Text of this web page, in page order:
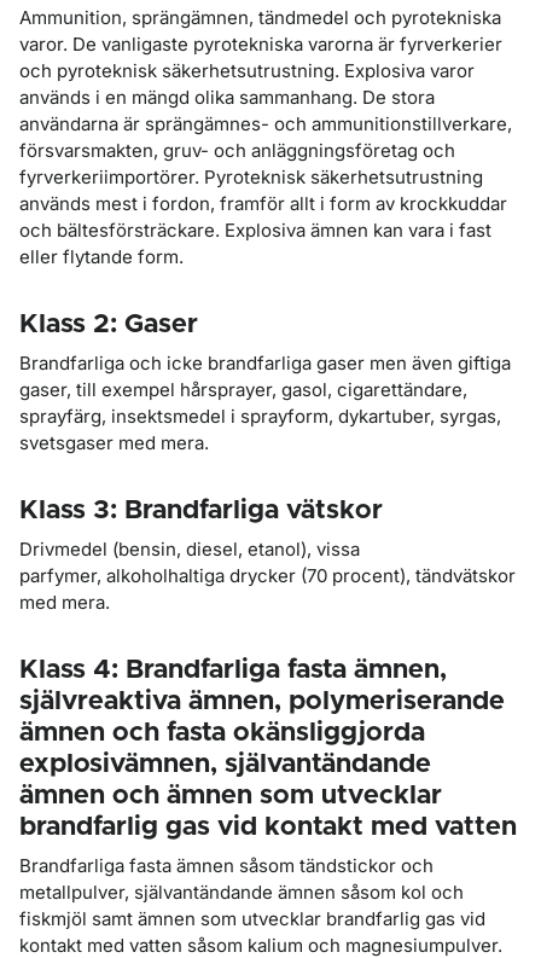
Ammunition, sprängämnen, tändmedel och pyrotekniska
varor. De vanligaste pyrotekniska varorna är fyrverkerier
och pyroteknisk säkerhetsutrustning. Explosiva varor
används i en mängd olika sammanhang. De stora
användarna är sprängämnes- och ammunitionstillverkare,
försvarsmakten, gruv- och anläggningsföretag och
fyrverkeriimportörer. Pyroteknisk säkerhetsutrustning
används mest i fordon, framför allt i form av krockkuddar
och bältesförsträckare. Explosiva ämnen kan vara i fast
eller flytande form.
Klass 2: Gaser
Brandfarliga och icke brandfarliga gaser men även giftiga
gaser, till exempel hårsprayer, gasol, cigarettändare,
sprayfärg, insektsmedel i sprayform, dykartuber, syrgas,
svetsgaser med mera.
Klass 3: Brandfarliga vätskor
Drivmedel (bensin, diesel, etanol), vissa
parfymer, alkoholhaltiga drycker (70 procent), tändvätskor
med mera.
Klass 4: Brandfarliga fasta ämnen,
självreaktiva ämnen, polymeriserande
ämnen och fasta okänsliggjorda
explosivämnen, självantändande
ämnen och ämnen som utvecklar
brandfarlig gas vid kontakt med vatten
Brandfarliga fasta ämnen såsom tändstickor och
metallpulver, självantändande ämnen såsom kol och
fiskmjöl samt ämnen som utvecklar brandfarlig gas vid
kontakt med vatten såsom kalium och magnesiumpulver.